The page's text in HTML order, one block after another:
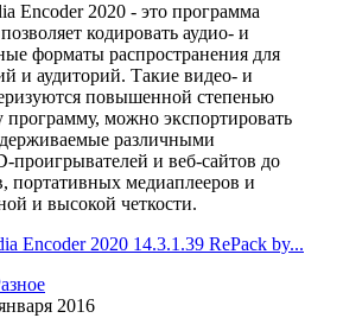
Encoder 2020 - это программа
кодировать аудио- и
форматы распространения для
и аудиторий. Такие видео- и
повышенной степенью
программу, можно экспортировать
различными
проигрывателей и веб-сайтов до
портативных медиаплееров и
и высокой четкости.
Encoder 2020 14.3.1.39 RePack by...
2016